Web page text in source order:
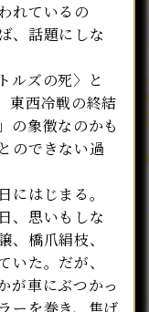
れているの
、話題にしな
ルズの死〉と
東西冷戦の終結
の象徴なのかも
のできない過
はじまる。
、思いもしな
、橋爪絹枝、
た。だが、
が車にぶつかっ